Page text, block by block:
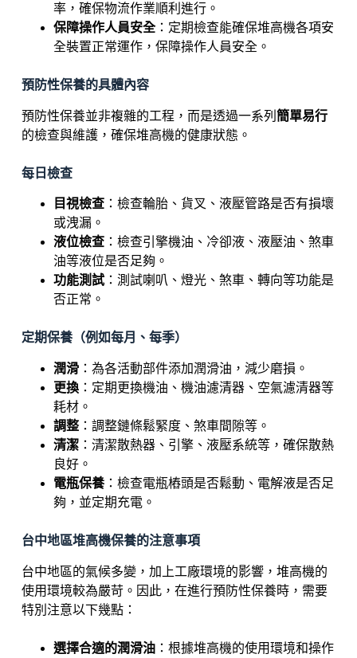
率，確保物流作業順利進行。
保障操作人員安全：定期檢查能確保堆高機各項安
全裝置正常運作，保障操作人員安全。
預防性保養的具體內容
預防性保養並非複雜的工程，而是透過一系列 簡單易行
的檢查與維護，確保堆高機的健康狀態。
每日檢查
目視檢查：檢查輪胎、貨叉、液壓管路是否有損壞
或洩漏。
液位檢查：檢查引擎機油、冷卻液、液壓油、煞車
油等液位是否足夠。
功能測試：測試喇叭、燈光、煞車、轉向等功能是
否正常。
定期保養（例如每月、每季）
潤滑：為各活動部件添加潤滑油，減少磨損。
更換：定期更換機油、機油濾清器、空氣濾清器等
耗材。
調整：調整鏈條鬆緊度、煞車間隙等。
清潔：清潔散熱器、引擎、液壓系統等，確保散熱
良好。
電瓶保養：檢查電瓶樁頭是否鬆動、電解液是否足
夠，並定期充電。
台中地區堆高機保養的注意事項
台中地區的氣候多變，加上工廠環境的影響，堆高機的
使用環境較為嚴苛。因此，在進行預防性保養時，需要
特別注意以下幾點：
選擇合適的潤滑油：根據堆高機的使用環境和操作